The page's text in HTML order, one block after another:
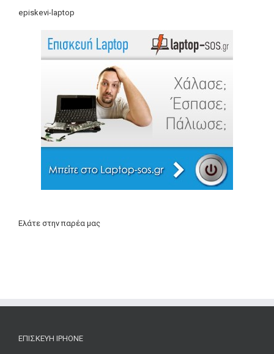
episkevi-laptop
Ελάτε στην παρέα μας
ΕΠΙΣΚΕΥΉ IPHONE